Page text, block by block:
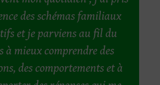
des schémas familiaux
et je parviens au fil du
à mieux comprendre des
des comportements et à